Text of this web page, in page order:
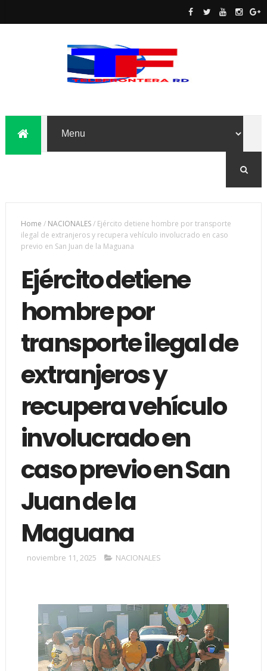
Home / NACIONALES/ Ejército detiene hombre por transporte
ilegal de extranjeros y recupera vehículo involucrado en caso
previo en San Juan de la Maguana
Ejército detiene
hombre por
transporte ilegal de
extranjeros y
recupera vehículo
involucrado en
caso previo en San
Juan de la
Maguana
noviembre 11, 2025 NACIONALES